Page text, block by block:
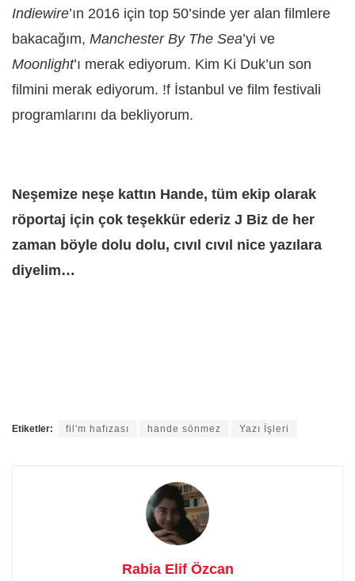
Indiewire’ın 2016 için top 50’sinde yer alan filmlere
bakacağım, Manchester By The Sea’yi ve
Moonlight’ı merak ediyorum. Kim Ki Duk’un son
filmini merak ediyorum. !f İstanbul ve film festivali
programlarını da bekliyorum.
Neşemize neşe kattın Hande, tüm ekip olarak
röportaj için çok teşekkür ederiz J Biz de her
zaman böyle dolu dolu, cıvıl cıvıl nice yazılara
diyelim…
Etiketler: fil'm hafızası hande sönmez Yazı İşleri
Rabia Elif Özcan